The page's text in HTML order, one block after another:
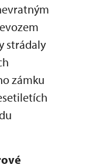
strádaly
zámku